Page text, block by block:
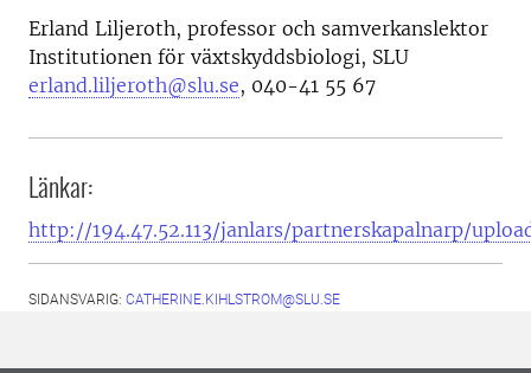
Erland Liljeroth, professor och samverkanslektor
Institutionen för växtskyddsbiologi, SLU
erland.liljeroth@slu.se, 040-41 55 67
Länkar:
http://194.47.52.113/janlars/partnerskapalnarp/
SIDANSVARIG: CATHERINE.KIHLSTROM@SLU.SE